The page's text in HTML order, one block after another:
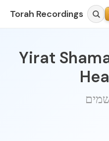
Torah Recordings
Yirat